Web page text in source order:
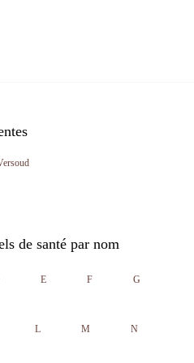
de santé par nom
E F G
L M N